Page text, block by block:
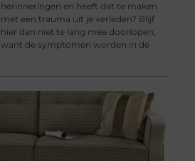
herinneringen en heeft dat te maken
met een trauma uit je verleden? Blijf
hier dan niet te lang mee doorlopen,
want de symptomen worden in de